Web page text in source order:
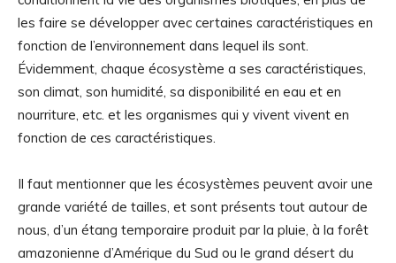
les faire se développer avec certaines caractéristiques en
fonction de l’environnement dans lequel ils sont.
Évidemment, chaque écosystème a ses caractéristiques,
son climat, son humidité, sa disponibilité en eau et en
nourriture, etc. et les organismes qui y vivent vivent en
fonction de ces caractéristiques.
Il faut mentionner que les écosystèmes peuvent avoir une
grande variété de tailles, et sont présents tout autour de
nous, d’un étang temporaire produit par la pluie, à la forêt
amazonienne d’Amérique du Sud ou le grand désert du